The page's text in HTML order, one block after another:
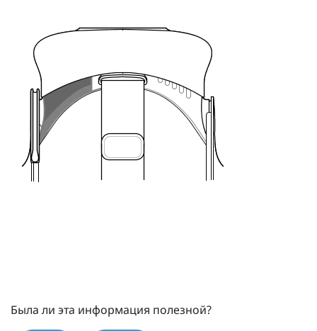
Была ли эта информация полезной?